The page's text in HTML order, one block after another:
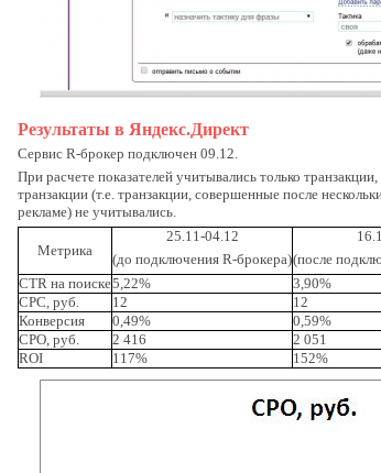
Результаты в Яндекс.Директ
Сервис R-брокер подключен 09.12.
При расчете показателей учитывались только
транзакции (т.е. транзакции, совершенные после
рекламе) не учитывались.
Метрика
25.11-04.12
(до подключения R-брокера)(после
CTR на поиске5,22%
3,90%
CPC, руб.
12
12
Конверсия
0,49%
0,59%
СРО, руб.
2 416
2 051
ROI
117% 152%